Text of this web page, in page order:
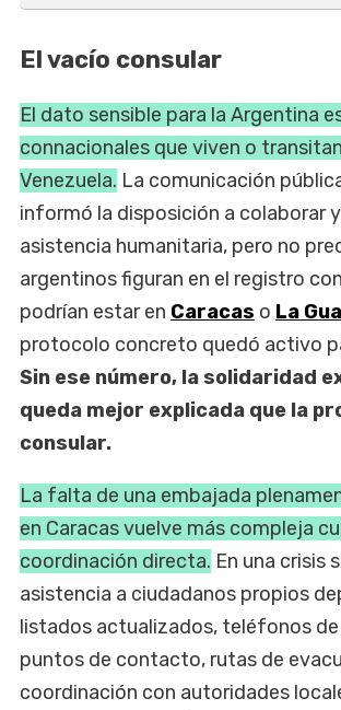
El vacío consular
El dato sensible para la Argentina
connacionales que viven o
Venezuela. La comunicación
informó la disposición a colaborar
asistencia humanitaria, pero no
argentinos figuran en el registro
podrían estar en Caracas o La
protocolo concreto quedó activo
Sin ese número, la solidaridad
queda mejor explicada que la
consular.
La falta de una embajada
en Caracas vuelve más compleja
coordinación directa. En una crisis
asistencia a ciudadanos propios
listados actualizados, teléfonos
puntos de contacto, rutas de
coordinación con autoridades